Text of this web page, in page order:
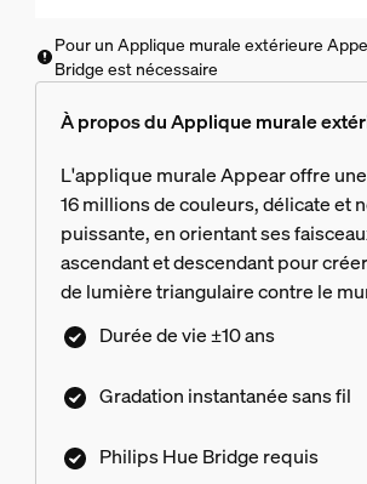
Pour un Applique murale extérieure
Bridge est nécessaire
À propos du Applique murale
L'applique murale Appear offre
16 millions de couleurs, délicate et
puissante, en orientant ses
ascendant et descendant pour
de lumière triangulaire contre le
patio.
Durée de vie ±10 ans
Gradation instantanée sans fil
Philips Hue Bridge requis